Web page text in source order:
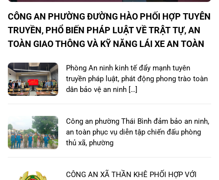
CÔNG AN PHƯỜNG ĐƯỜNG HÀO PHỐI HỢP TUYÊN
TRUYỀN, PHỔ BIẾN PHÁP LUẬT VỀ TRẬT TỰ, AN
TOÀN GIAO THÔNG VÀ KỸ NĂNG LÁI XE AN TOÀN
Phòng An ninh kinh tế đẩy mạnh tuyên
truyền pháp luật, phát động phong trào toàn
dân bảo vệ an ninh […]
Công an phường Thái Bình đảm bảo an ninh,
an toàn phục vụ diễn tập chiến đấu phòng
thủ xã, phường
CÔNG AN XÃ THẦN KHÊ PHỐI HỢP VỚI